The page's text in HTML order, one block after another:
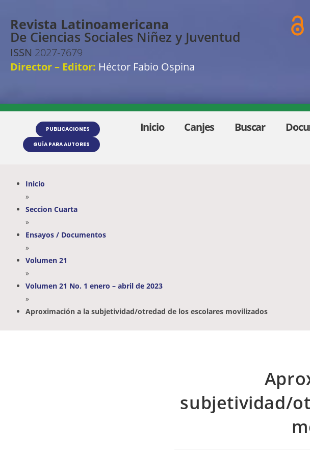
Revista Latinoamericana
De Ciencias Sociales Niñez y Juventud
ISSN 2027-7679
Director – Editor: Héctor Fabio Ospina
PUBLICACIONES
GUÍA PARA AUTORES
Inicio Canjes Buscar
Inicio
»
Seccion Cuarta
»
Ensayos / Documentos
»
Volumen 21
»
Volumen 21 No. 1 enero – abril de 2023
»
Aproximación a la subjetividad/otredad de los escolares movilizados
subjetividad/